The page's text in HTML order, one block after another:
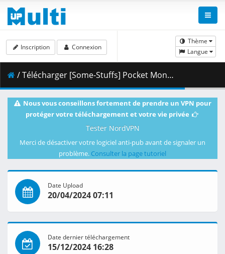
Thème
Langue
Inscription Connexion
/ Télécharger [Some-Stuffs] Pocket Monsters (2023) 047 (1080p) [F32A216D].mkv.002 ( 281.55 MB )
Nous vous conseillons fortement de prendre un VPN pour
protéger votre téléchargement et votre vie privée
Tester NordVPN
Merci de désactiver votre logiciel anti-pub avant de signaler un
problème. Consulter la page tutoriel
Date Upload
20/04/2024 07:11
Date dernier téléchargement
15/12/2024 16:28